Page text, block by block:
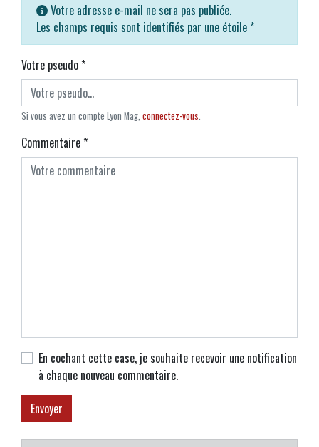
Votre adresse e-mail ne sera pas publiée.
Les champs requis sont identifiés par une étoile *
Votre pseudo*
Si vous avez un compte Lyon Mag, connectez-vous
Commentaire*
En cochant cette case, je souhaite recevoir une notification
à chaque nouveau commentaire.